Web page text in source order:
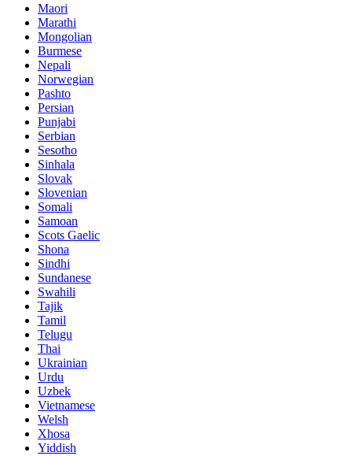
Maori
Marathi
Mongolian
Burmese
Nepali
Norwegian
Pashto
Persian
Punjabi
Serbian
Sesotho
Sinhala
Slovak
Slovenian
Somali
Samoan
Scots Gaelic
Shona
Sindhi
Sundanese
Swahili
Tajik
Tamil
Telugu
Thai
Ukrainian
Urdu
Uzbek
Vietnamese
Welsh
Xhosa
Yiddish